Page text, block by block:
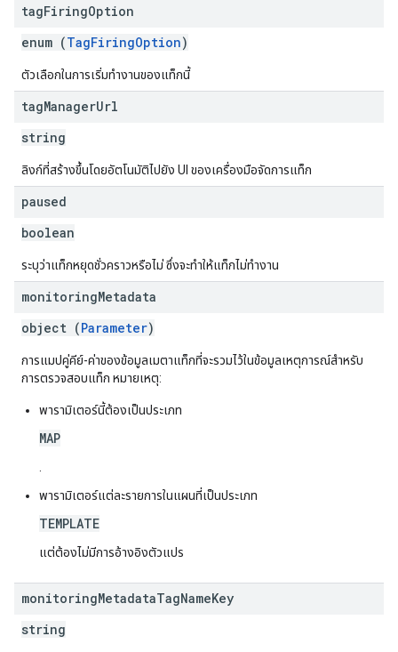
tagFiringOption
enum (TagFiringOption)
ตัวเลือกในการเริ่มทํางานของแท็กนี้
tagManagerUrl
string
ลิงก์ที่สร้างขึ้นโดยอัตโนมัติไปยัง UI ของเครื่องมือจัดการแท็ก
paused
boolean
ระบุว่าแท็กหยุดชั่วคราวหรือไม่ ซึ่งจะทําให้แท็กไม่ทํางาน
monitoringMetadata
object (Parameter)
การแมปคู่คีย์-ค่าของข้อมูลเมตาแท็กที่จะรวมไว้ในข้อมูลเหตุการณ์สําหรับ
การตรวจสอบแท็ก หมายเหตุ:
พารามิเตอร์นี้ต้องเป็นประเภท
MAP
พารามิเตอร์แต่ละรายการในแผนที่เป็นประเภท
TEMPLATE
แต่ต้องไม่มีการอ้างอิงตัวแปร
monitoringMetadataTagNameKey
string